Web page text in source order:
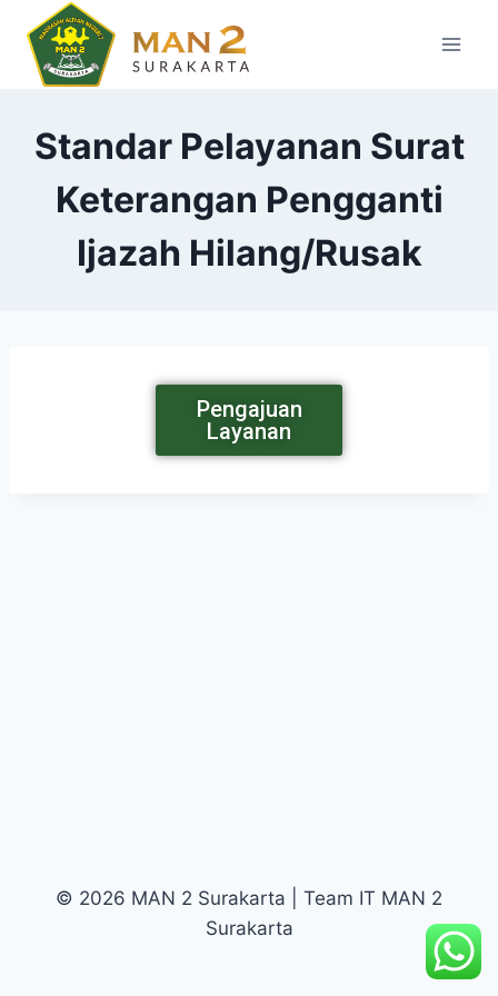
Standar Pelayanan Surat
Keterangan Pengganti
Ijazah Hilang/Rusak
Pengajuan
Layanan
© 2026 MAN 2 Surakarta | Team IT MAN 2
Surakarta